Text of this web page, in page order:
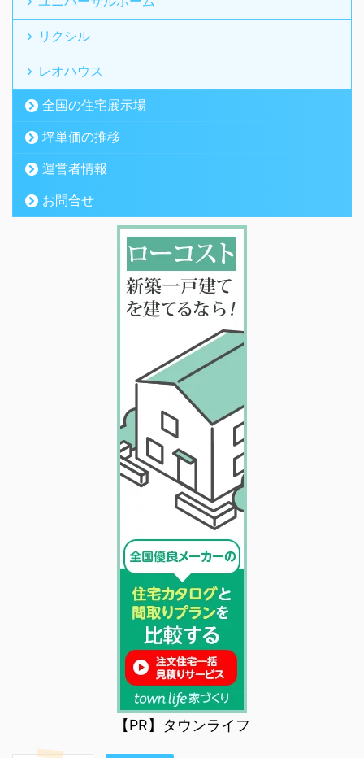
リクシル
レオハウス
全国の住宅展示場
坪単価の推移
運営者情報
お問合せ
【PR】タウンライフ